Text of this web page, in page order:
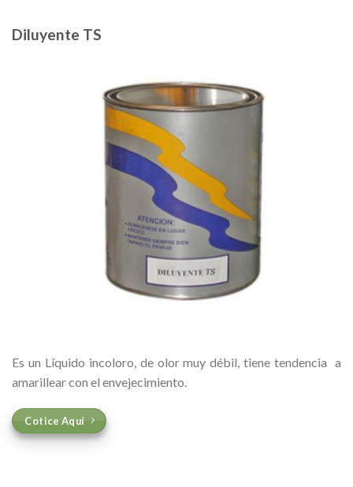
Diluyente TS
Es un Líquido incoloro, de olor muy débil, tiene tendencia a
amarillear con el envejecimiento.
Cotice Aquí